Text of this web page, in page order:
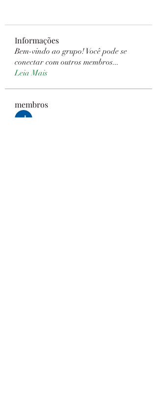
Informações
Bem-vindo ao grupo! Você pode se
conectar com outros membros...
Leia Mais
membros